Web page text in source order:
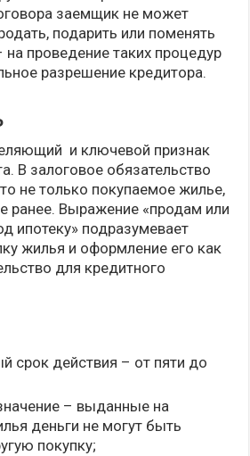
заемщик не может
подарить или поменять
на проведение таких процедур
разрешение кредитора.
и ключевой признак
В залоговое обязательство
не только покупаемое жилье,
ранее. Выражение «продам или
ипотеку» подразумевает
жилья и оформление его как
для кредитного
срок действия – от пяти до
– выданные на
деньги не могут быть
покупку;